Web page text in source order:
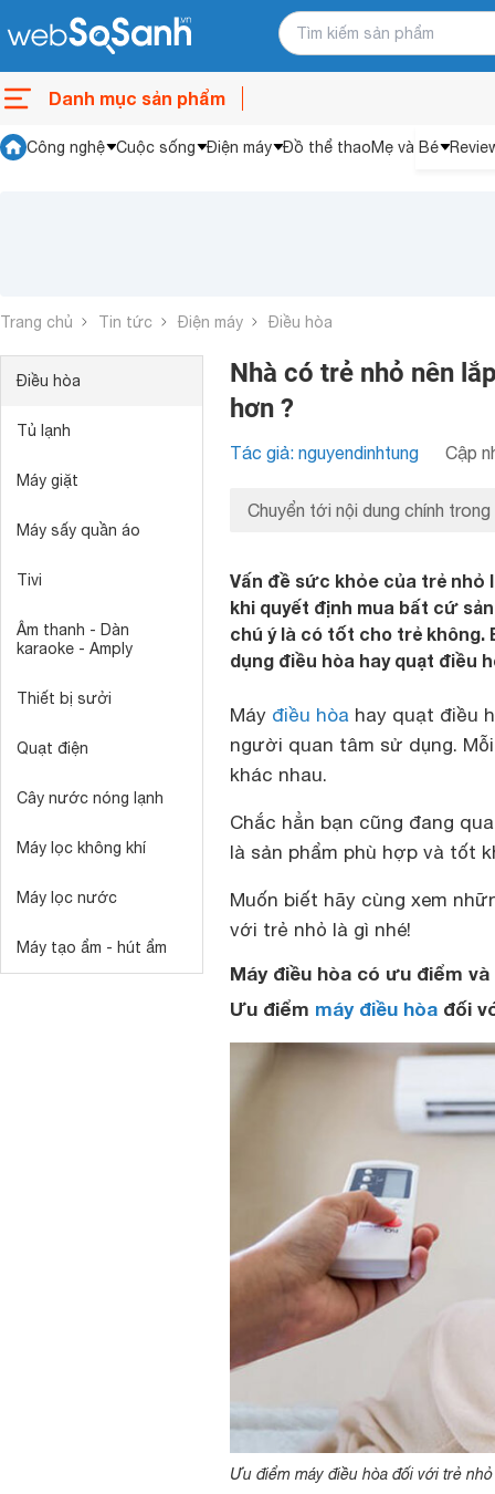
Danh mục sản phẩm
Công nghệ Cuộc sống Điện máy Đồ thể thaoMẹ và Bé
Trang chủ Tin tức Điện máy Điều hòa
Điều hòa
Tủ lạnh
Máy giặt
Máy sấy quần áo
Tivi
Âm thanh - Dàn
karaoke - Amply
Thiết bị sưởi
Quạt điện
Cây nước nóng lạnh
Máy lọc không khí
Máy lọc nước
Máy tạo ẩm - hút ẩm
Nhà có trẻ nhỏ nên
hơn ?
Tác giả: nguyendinhtung Cập
Chuyển tới nội dung chính trong
Vấn đề sức khỏe của trẻ
khi quyết định mua bất cứ
chú ý là có tốt cho trẻ
dụng điều hòa hay quạt điều
Máy điều hòa hay quạt điều
người quan tâm sử dụng.
khác nhau.
Chắc hẳn bạn cũng đang
là sản phẩm phù hợp và tốt
Muốn biết hãy cùng xem
với trẻ nhỏ là gì nhé!
Máy điều hòa có ưu điểm
Ưu điểm máy điều hòa đối
Ưu điểm máy điều hòa đối với trẻ nhỏ